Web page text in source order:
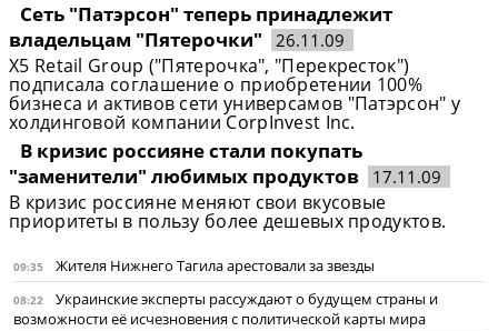
Сеть "Патэрсон" теперь принадлежит
владельцам "Пятерочки"
26.11.09
X5 Retail Group ("Пятерочка", "Перекресток")
подписала соглашение о приобретении 100%
бизнеса и активов сети универсамов "Патэрсон" у
холдинговой компании CorpInvest Inc.
В кризис россияне стали покупать
"заменители" любимых продуктов
17.11.09
В кризис россияне меняют свои вкусовые
приоритеты в пользу более дешевых продуктов.
09:35 Жителя Нижнего Тагила арестовали за звезды
08:22
Украинские эксперты рассуждают о будущем страны и
возможности её исчезновения с политической карты мира